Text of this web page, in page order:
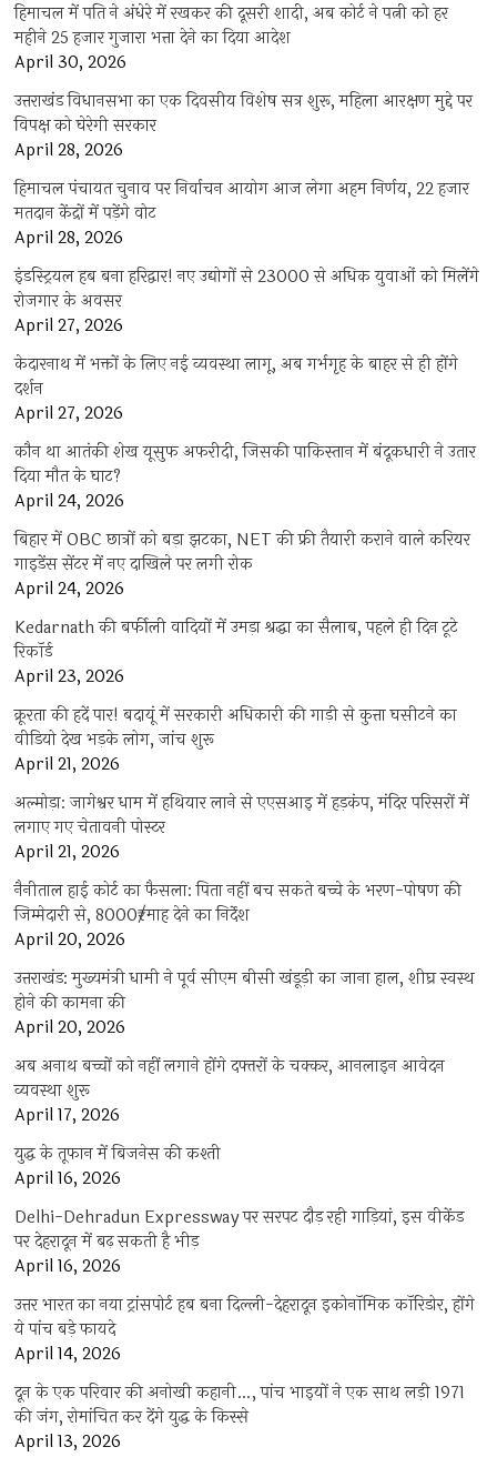
हिमाचल में पति ने अंधेरे में रखकर की दूसरी शादी, अब कोर्ट ने पत्नी को हर
महीने 25 हजार गुजारा भत्ता देने का दिया आदेश
April 30, 2026
उत्तराखंड विधानसभा का एक दिवसीय विशेष सत्र शुरू, महिला आरक्षण मुद्दे पर
विपक्ष को घेरेगी सरकार
April 28, 2026
हिमाचल पंचायत चुनाव पर निर्वाचन आयोग आज लेगा अहम निर्णय, 22 हजार
मतदान केंद्रों में पड़ेंगे वोट
April 28, 2026
इंडस्ट्रियल हब बना हरिद्वार! नए उद्योगों से 23000 से अधिक युवाओं को मिलेंगे
रोजगार के अवसर
April 27, 2026
केदारनाथ में भक्तों के लिए नई व्यवस्था लागू, अब गर्भगृह के बाहर से ही होंगे
दर्शन
April 27, 2026
कौन था आतंकी शेख यूसुफ अफरीदी, जिसकी पाकिस्तान में बंदूकधारी ने उतार
दिया मौत के घाट?
April 24, 2026
बिहार में OBC छात्रों को बड़ा झटका, NET की फ्री तैयारी कराने वाले करियर
गाइडेंस सेंटर में नए दाखिले पर लगी रोक
April 24, 2026
Kedarnath की बर्फीली वादियों में उमड़ा श्रद्धा का सैलाब, पहले ही दिन टूटे
रिकॉर्ड
April 23, 2026
क्रूरता की हदें पार! बदायूं में सरकारी अधिकारी की गाड़ी से कुत्ता घसीटने का
वीडियो देख भड़के लोग, जांच शुरू
April 21, 2026
अल्मोड़ा: जागेश्वर धाम में हथियार लाने से एएसआइ में हड़कंप, मंदिर परिसरों में
लगाए गए चेतावनी पोस्टर
April 21, 2026
नैनीताल हाई कोर्ट का फैसला: पिता नहीं बच सकते बच्चे के भरण-पोषण की
जिम्मेदारी से, 8000₹/माह देने का निर्देश
April 20, 2026
उत्तराखंड: मुख्यमंत्री धामी ने पूर्व सीएम बीसी खंडूड़ी का जाना हाल, शीघ्र स्वस्थ
होने की कामना की
April 20, 2026
अब अनाथ बच्चों को नहीं लगाने होंगे दफ्तरों के चक्कर, आनलाइन आवेदन
व्यवस्था शुरू
April 17, 2026
युद्ध के तूफान में बिजनेस की कश्ती
April 16, 2026
Delhi-Dehradun Expressway पर सरपट दौड़ रही गाड़ियां, इस वीकेंड
पर देहरादून में बढ़ सकती है भीड़
April 16, 2026
उत्तर भारत का नया ट्रांसपोर्ट हब बना दिल्ली-देहरादून इकोनॉमिक कॉरिडोर, होंगे
ये पांच बड़े फायदे
April 14, 2026
दून के एक परिवार की अनोखी कहानी…, पांच भाइयों ने एक साथ लड़ी 1971
की जंग, रोमांचित कर देंगे युद्ध के किस्से
April 13, 2026